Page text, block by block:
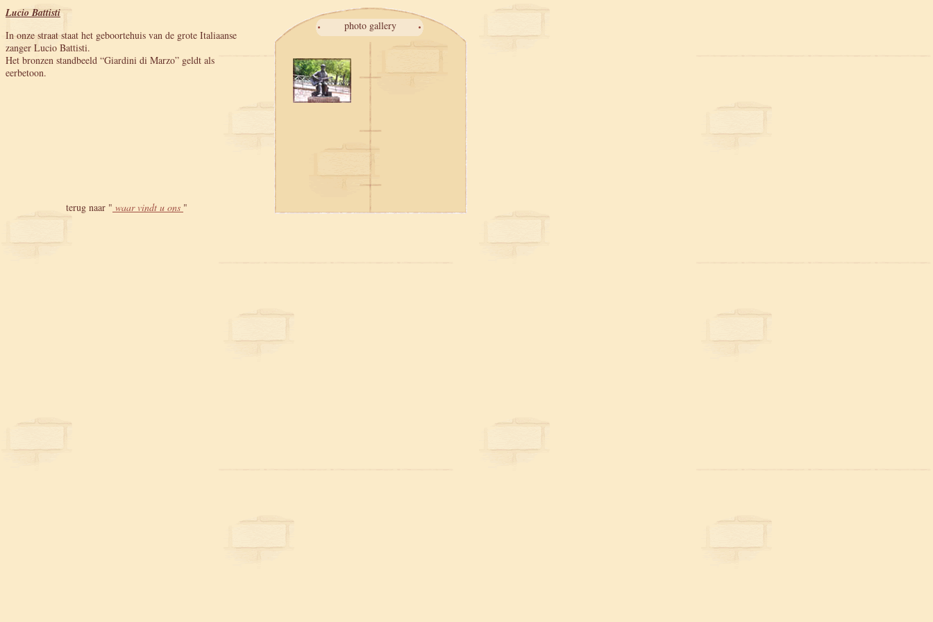
Lucio Battisti
In onze straat staat het geboortehuis van de grote Italiaanse
zanger Lucio Battisti.
Het bronzen standbeeld “Giardini di Marzo” geldt als
eerbetoon.
photo gallery
terug naar " waar vindt u ons "